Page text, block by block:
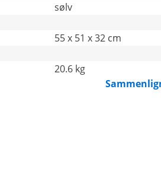
sølv
55 x 51 x 32 cm
20.6 kg